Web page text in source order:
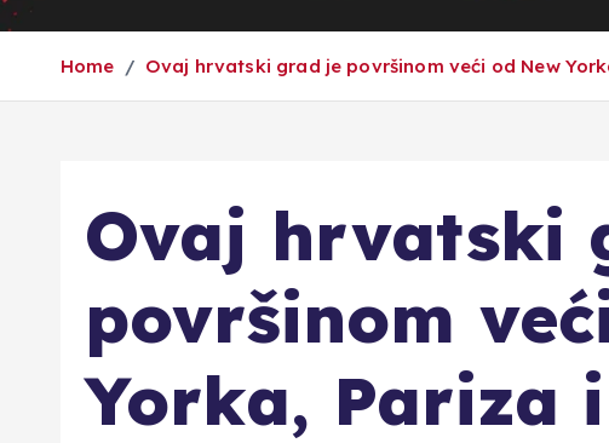
Home Ovaj hrvatski grad je površinom veći od New
Ovaj hrvatski
površinom
Yorka, Pariza